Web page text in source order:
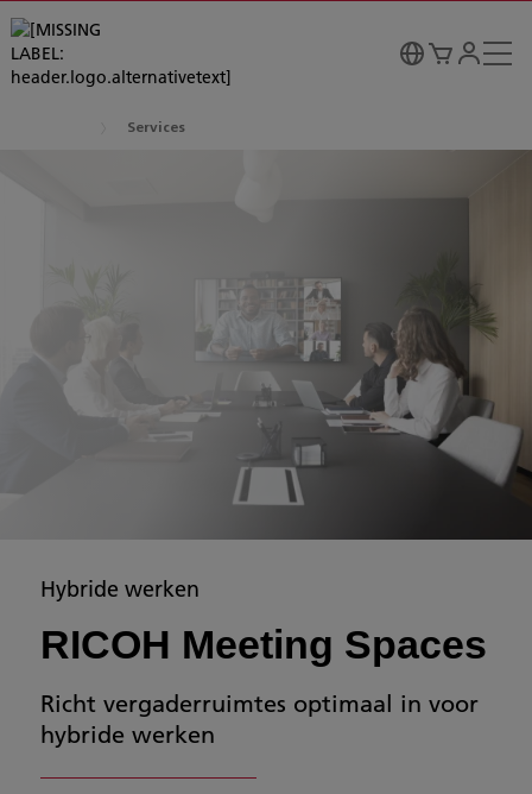
Services
Hybride werken
RICOH Meeting Spaces
Richt vergaderruimtes optimaal in voor
hybride werken